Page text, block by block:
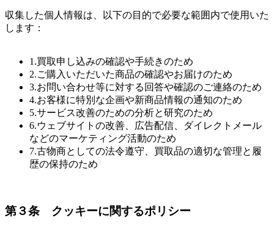
収集した個人情報は、以下の目的で必要な範囲内で使用いた
します：
1.買取申し込みの確認や手続きのため
2.ご購入いただいた商品の確認やお届けのため
3.お問い合わせ等に対する回答や確認のご連絡のため
4.お客様に特別な企画や新商品情報の通知のため
5.サービス改善のための分析と研究のため
6.ウェブサイトの改善、広告配信、ダイレクトメール
などのマーケティング活動のため
7.古物商としての法令遵守、買取品の適切な管理と履
歴の保持のため
第３条 クッキーに関するポリシー